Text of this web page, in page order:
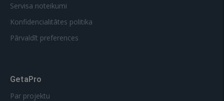
Servisa noteikumi
Konfidencialitātes politika
Pārvaldīt preferences
GetaPro
Par projektu